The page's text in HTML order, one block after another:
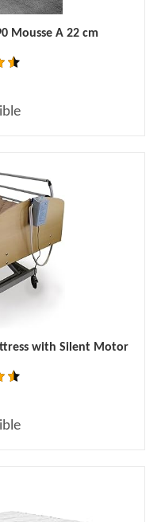
Mousse A 22 cm
with Silent Motor